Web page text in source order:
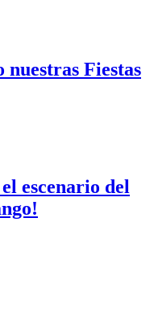
Fiestas
escenario del